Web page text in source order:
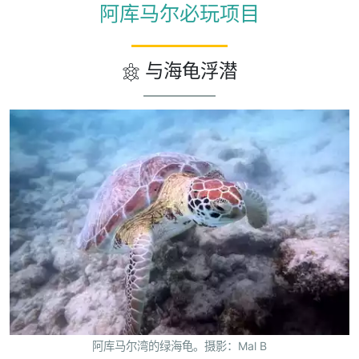
阿库马尔必玩项目
与海龟浮潜
阿库马尔湾的绿海龟。摄影：Mal B